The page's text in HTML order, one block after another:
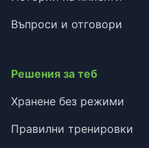
Въпроси и отговори
Решения за теб
Хранене без режими
Правилни тренировки